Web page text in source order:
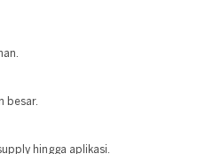
besar.
hingga aplikasi.